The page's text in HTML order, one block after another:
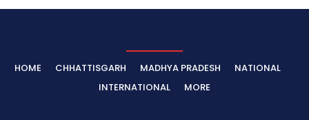
HOME CHHATTISGARH MADHYA PRADESH
NATIONAL
INTERNATIONAL
MORE